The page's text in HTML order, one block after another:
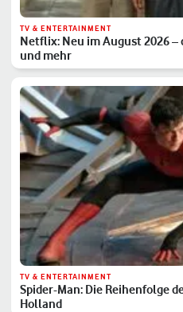
TV & ENTERTAINMENT
Netflix: Neu im August 2026 –
und mehr
TV & ENTERTAINMENT
Spider-Man: Die Reihenfolge
Holland